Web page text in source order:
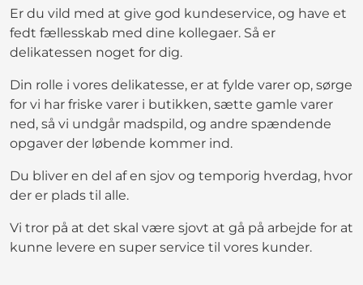
Er du vild med at give god kundeservice, og have et
fedt fællesskab med dine kollegaer. Så er
delikatessen noget for dig.
Din rolle i vores delikatesse, er at fylde varer op, sørge
for vi har friske varer i butikken, sætte gamle varer
ned, så vi undgår madspild, og andre spændende
opgaver der løbende kommer ind.
Du bliver en del af en sjov og temporig hverdag, hvor
der er plads til alle.
Vi tror på at det skal være sjovt at gå på arbejde for at
kunne levere en super service til vores kunder.